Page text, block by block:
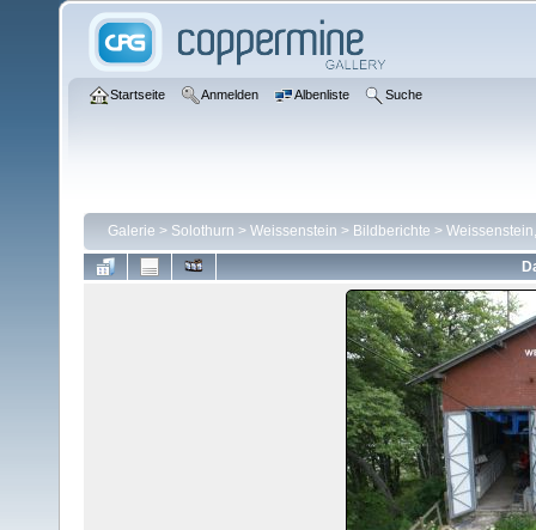
Startseite Anmelden Albenliste Suche
Galerie > Solothurn > Weissenstein > Bildberichte >